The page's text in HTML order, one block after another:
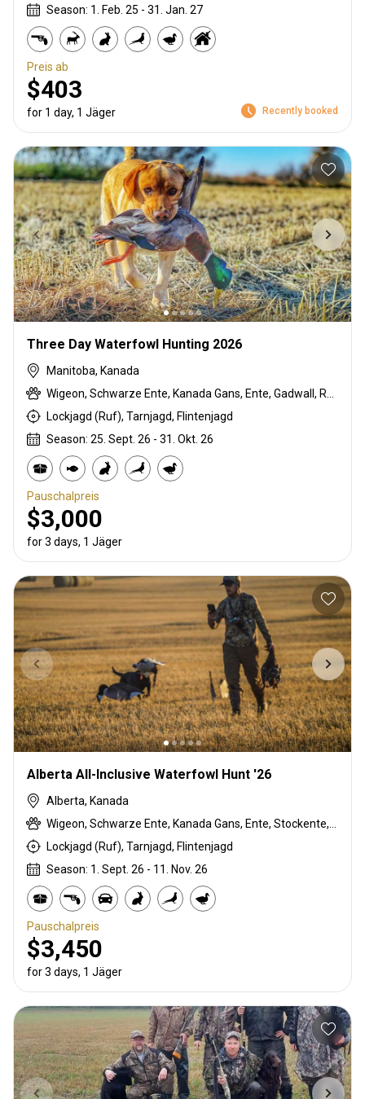
Season: 1. Feb. 25 - 31. Jan. 27
Preis ab
$403
for 1 day, 1 Jäger Recently booked
Three Day Waterfowl Hunting 2026
Manitoba, Kanada
Wigeon, Schwarze Ente, Kanada Gans, Ente, Gadwall, Raufußhühner, Stockente, Pintail-Ente, Sandhill crane, Snow Goose, Waldente
Lockjagd (Ruf), Tarnjagd, Flintenjagd
Season: 25. Sept. 26 - 31. Okt. 26
Pauschalpreis
$3,000
for 3 days, 1 Jäger
Alberta All-Inclusive Waterfowl Hunt '26
Alberta, Kanada
Lockjagd (Ruf), Tarnjagd, Flintenjagd
Season: 1. Sept. 26 - 11. Nov. 26
Pauschalpreis
$3,450
for 3 days, 1 Jäger